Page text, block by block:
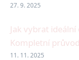
27. 9. 2025
Jak vybrat
Kompletní
11. 11. 2025